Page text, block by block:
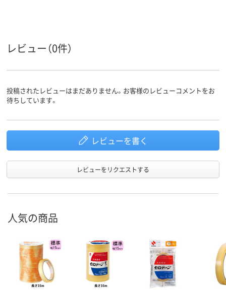
レビュー（0件）
投稿されたレビューはまだありません。お客様のレビューコメントをお
待ちしています。
レビューを書く
レビューをリクエストする
人気の商品